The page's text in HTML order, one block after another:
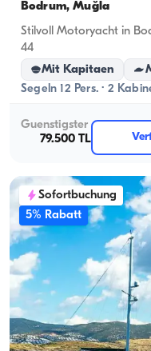
Bodrum, Muğla
Stilvoll Motoryacht in
44
Mit Kapitaen
Segeln 12 Pers. · 2
Guenstigster
79.500 TL
Sofortbuchung
5% Rabatt